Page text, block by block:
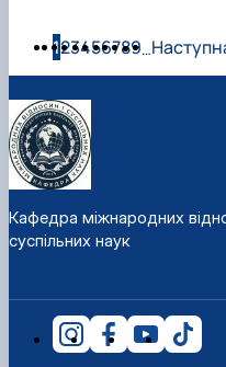
Розбивка на сторінки
Сторінка
1Сторінка
2Сторінка
3Сторінка
4Сторінка
5Сторінка
6Сторінка
7Сторінка
8Сторінка
9…Наступна
Кафедра міжнародних
суспільних наук